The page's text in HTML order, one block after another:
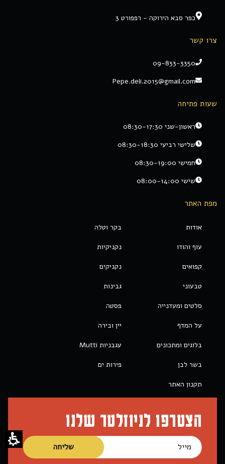
כפר סבא הירוקה - רפפורט 3
צרו קשר
09-833-3350
Pepe.deli.2015@gmail.com
שעות פתיחה
ראשון-שני 08:30-17:30
שלישי רביעי 08:30-18:30
חמישי 08:30-19:00
שישי 08:00-14:00
מפת האתר
אודות בקר וטלה
עוף והודו נקניקיות
קפואים נקניקים
טבעוני גבינות
סלטים ומעדנייה פסטה
על המדף יין ובירה
בלוגים ומתכונים עגבניות Mutti
בשר לבן פירות ים
תקנון האתר
הצטרפו לניוזלטר שלנו